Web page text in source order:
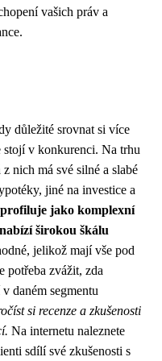
vašich práv a
důležité srovnat si více
v konkurenci. Na trhu
nich má své silné a slabé
jiné na investice a
jako komplexní
širokou škálu
jelikož mají vše pod
potřeba zvážit, zda
daném segmentu
si recenze a zkušenosti
Na internetu naleznete
sdílí své zkušenosti s